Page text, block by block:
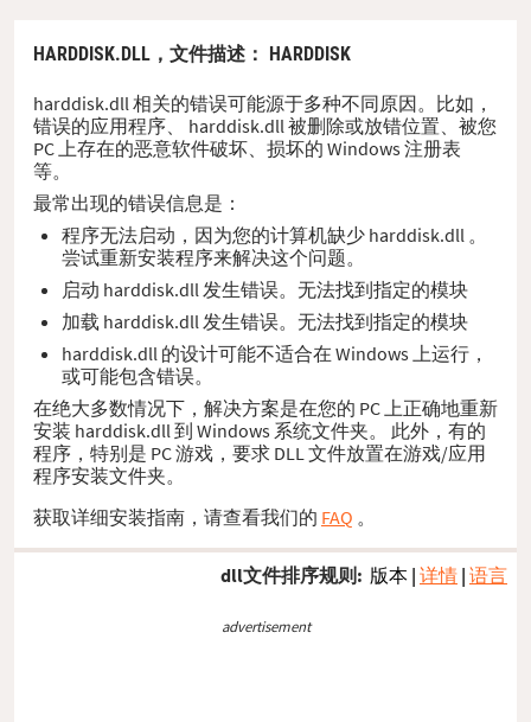
HARDDISK.DLL， 文件描述 ： HARDDISK
harddisk.dll 相关的错误可能源于多种不同原因。比如，
错误的应用程序、 harddisk.dll 被删除或放错位置、被您
PC 上存在的恶意软件破坏、损坏的 Windows 注册表
等。
最常出现的错误信息是：
程序无法启动，因为您的计算机缺少 harddisk.dll 。
尝试重新安装程序来解决这个问题。
启动 harddisk.dll 发生错误。无法找到指定的模块
加载 harddisk.dll 发生错误。无法找到指定的模块
harddisk.dll 的设计可能不适合在 Windows 上运行，
或可能包含错误。
在绝大多数情况下，解决方案是在您的 PC 上正确地重新
安装 harddisk.dll 到 Windows 系统文件夹。 此外，有的
程序，特别是 PC 游戏，要求 DLL 文件放置在游戏/应用
程序安装文件夹。
获取详细安装指南，请查看我们的 FAQ 。
dll文件排序规则: 版本 | 详情 | 语言
advertisement